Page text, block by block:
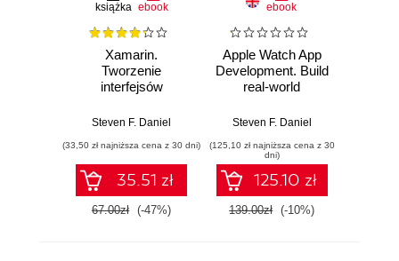
książka ebook
Xamarin.
Tworzenie
interfejsów
Steven F. Daniel
(33,50 zł najniższa cena z 30 dni)
35.51 zł
67.00zł (-47%)
ebook
Apple Watch App
Development. Build
real-world
Apple Watch
WatchKit
framework and
Swift 2.0
Steven F. Daniel
(125,10 zł najniższa cena z 30
dni)
125.10 zł
139.00zł (-10%)